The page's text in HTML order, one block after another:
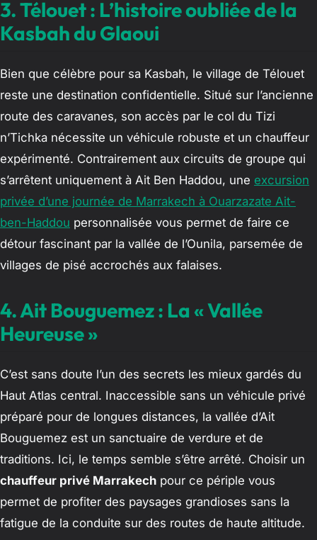
3. Télouet : L’histoire oubliée de la
Kasbah du Glaoui
Bien que célèbre pour sa Kasbah, le village de Télouet
reste une destination confidentielle. Situé sur l’ancienne
route des caravanes, son accès par le col du Tizi
n’Tichka nécessite un véhicule robuste et un chauffeur
expérimenté. Contrairement aux circuits de groupe qui
s’arrêtent uniquement à Ait Ben Haddou, une excursion
privée d’une journée de Marrakech à Ouarzazate Ait-
ben-Haddou personnalisée vous permet de faire ce
détour fascinant par la vallée de l’Ounila, parsemée de
villages de pisé accrochés aux falaises.
4. Ait Bouguemez : La « Vallée
Heureuse »
C’est sans doute l’un des secrets les mieux gardés du
Haut Atlas central. Inaccessible sans un véhicule privé
préparé pour de longues distances, la vallée d’Ait
Bouguemez est un sanctuaire de verdure et de
traditions. Ici, le temps semble s’être arrêté. Choisir un
chauffeur privé Marrakech pour ce périple vous
permet de profiter des paysages grandioses sans la
fatigue de la conduite sur des routes de haute altitude.